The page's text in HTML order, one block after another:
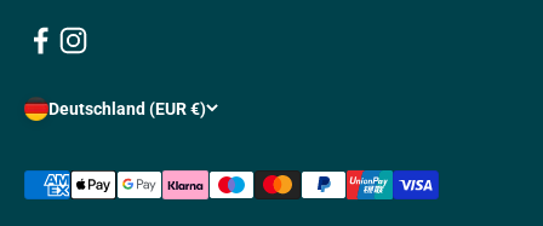
Deutschland (EUR €)